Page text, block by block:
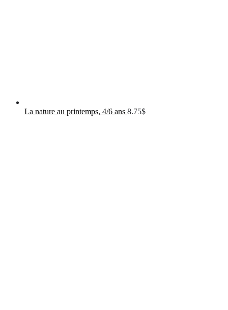
La nature au printemps, 4/6 ans 8.75$